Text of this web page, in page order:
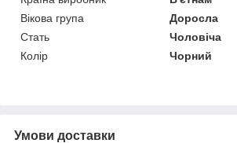
Вікова група
Доросла
Стать
Чоловіча
Колір
Чорний
Умови доставки